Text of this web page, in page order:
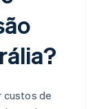
custos de